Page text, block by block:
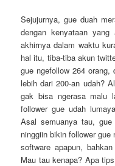
Sejujurnya, gue duah
dengan kenyataan
akhirnya dalam waktu
hal itu, tiba-tiba akun
gue ngefollow 264 orang,
lebih dari 200-an udah?
gak bisa ngerasa malu
follower gue udah
Asal semuanya tau,
ninggiin bikin follower
software apapun,
Mau tau kenapa? Apa